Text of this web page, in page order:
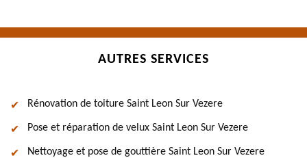
AUTRES SERVICES
Rénovation de toiture Saint Leon Sur Vezere
Pose et réparation de velux Saint Leon Sur Vezere
Nettoyage et pose de gouttière Saint Leon Sur Vezere